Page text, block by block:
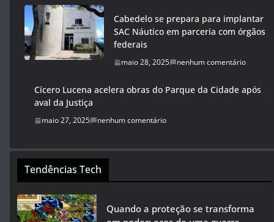
Cabedelo se prepara para implantar
SAC Náutico em parceria com órgãos
federais
maio 28, 2025 nenhum comentário
Cícero Lucena acelera obras do Parque da Cidade após
aval da Justiça
maio 27, 2025 nenhum comentário
Tendências Tech
Quando a proteção se transforma